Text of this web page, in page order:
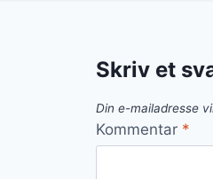
Skriv et
Din e-mailadresse
Kommentar *